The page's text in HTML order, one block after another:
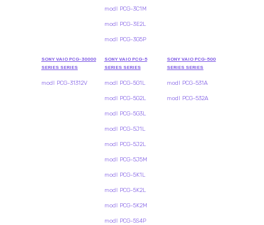
modl PCG-3C1M
modl PCG-3E2L
modl PCG-3G5P
SONY VAIO PCG-30000
SERIES SERIES
modl PCG-31312V
SONY VAIO PCG-5
SERIES SERIES
modl PCG-5G1L
modl PCG-5G2L
modl PCG-5G3L
modl PCG-5J1L
modl PCG-5J2L
modl PCG-5J5M
modl PCG-5K1L
modl PCG-5K2L
modl PCG-5K2M
modl PCG-5S4P
SONY VAIO PCG-500
SERIES SERIES
modl PCG-531A
modl PCG-532A